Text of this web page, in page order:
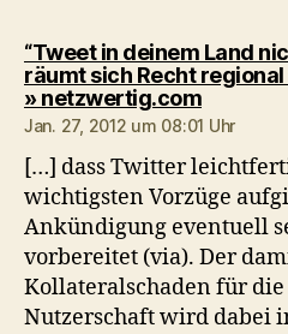
“Tweet in deinem Land
räumt sich Recht
» netzwertig.comsagt:
Jan. 27, 2012 um 08:01 Uhr
[…] dass Twitter
wichtigsten Vorzüge
Ankündigung eventuell
vorbereitet (via). Der
Kollateralschaden für
Nutzerschaft wird dabei